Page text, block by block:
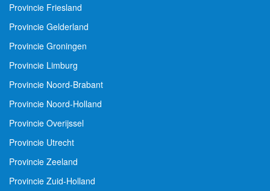
Provincie Friesland
Provincie Gelderland
Provincie Groningen
Provincie Limburg
Provincie Noord-Brabant
Provincie Noord-Holland
Provincie Overijssel
Provincie Utrecht
Provincie Zeeland
Provincie Zuid-Holland